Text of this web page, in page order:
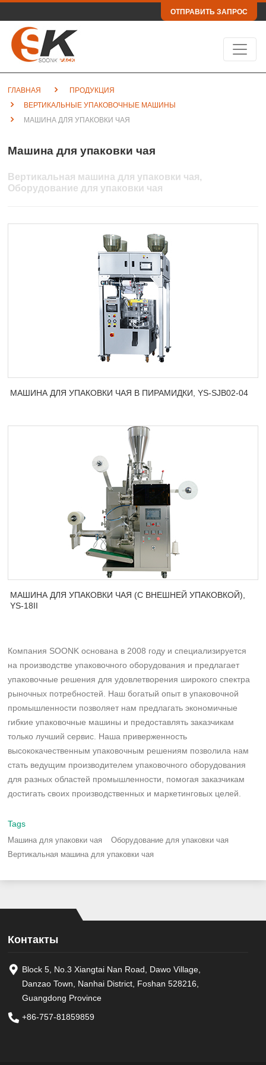
ОТПРАВИТЬ ЗАПРОС
ГЛАВНАЯ
ПРОДУКЦИЯ
ВЕРТИКАЛЬНЫЕ УПАКОВОЧНЫЕ МАШИНЫ
МАШИНА ДЛЯ УПАКОВКИ ЧАЯ
Машина для упаковки чая
Вертикальная машина для упаковки чая,
Оборудование для упаковки чая
МАШИНА ДЛЯ УПАКОВКИ ЧАЯ В ПИРАМИДКИ, YS-SJB02-04
МАШИНА ДЛЯ УПАКОВКИ ЧАЯ (С ВНЕШНЕЙ УПАКОВКОЙ),
YS-18II
Компания SOONK основана в 2008 году и специализируется
на производстве упаковочного оборудования и предлагает
упаковочные решения для удовлетворения широкого спектра
рыночных потребностей. Наш богатый опыт в упаковочной
промышленности позволяет нам предлагать экономичные
гибкие упаковочные машины и предоставлять заказчикам
только лучший сервис. Наша приверженность
высококачественным упаковочным решениям позволила нам
стать ведущим производителем упаковочного оборудования
для разных областей промышленности, помогая заказчикам
достигать своих производственных и маркетинговых целей.
Tags
Машина для упаковки чая
Оборудование для упаковки чая
Вертикальная машина для упаковки чая
Контакты
Block 5, No.3 Xiangtai Nan Road, Dawo Village,
Danzao Town, Nanhai District, Foshan 528216,
Guangdong Province
+86-757-81859859